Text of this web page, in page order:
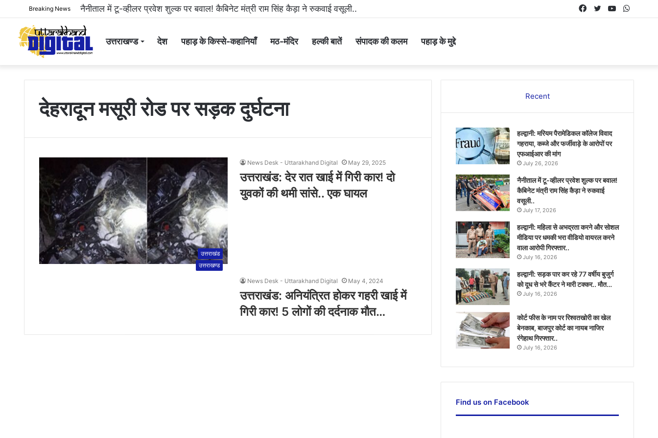
Breaking News नैनीताल में टू-व्हीलर प्रवेश शुल्क पर बवाल! कैबिनेट मंत्री राम सिंह कैड़ा ने रुकवाई वसूली.. YouTube
Twitter
Facebook
उत्तराखण्ड देश पहाड़ के किस्से-कहानियाँ मठ-मंदिर हल्की बातें संपादक की कलम पहाड़ के मुद्दे
देहरादून मसूरी रोड पर सड़क दुर्घटना
उत्तराखंड
News Desk - Uttarakhand Digital May 29, 2025
उत्तराखंड: देर रात खाई में गिरी कार! दो
युवकों की थमी सांसे.. एक घायल
उत्तराखण्ड
News Desk - Uttarakhand Digital May 4, 2024
उत्तराखंड: अनियंत्रित होकर गहरी खाई में
गिरी कार! 5 लोगों की दर्दनाक मौत…
Recent
हल्द्वानी: मरियम पैरामेडिकल कॉलेज विवाद
गहराया, कब्जे और फर्जीवाड़े के आरोपों पर
एफआईआर की मांग
July 26, 2026
नैनीताल में टू-व्हीलर प्रवेश शुल्क पर बवाल!
कैबिनेट मंत्री राम सिंह कैड़ा ने रुकवाई
वसूली..
July 17, 2026
हल्द्वानी: महिला से अभद्रता करने और सोशल
मीडिया पर धमकी भरा वीडियो वायरल करने
वाला आरोपी गिरफ्तार..
July 16, 2026
हल्द्वानी: सड़क पार कर रहे 77 वर्षीय बुजुर्ग
को दूध से भरे कैंटर ने मारी टक्कर.. मौत…
July 16, 2026
कोर्ट फीस के नाम पर रिश्वतखोरी का खेल
बेनकाब, बाजपुर कोर्ट का नायब नाजिर
रंगेहाथ गिरफ्तार..
July 16, 2026
Find us on Facebook